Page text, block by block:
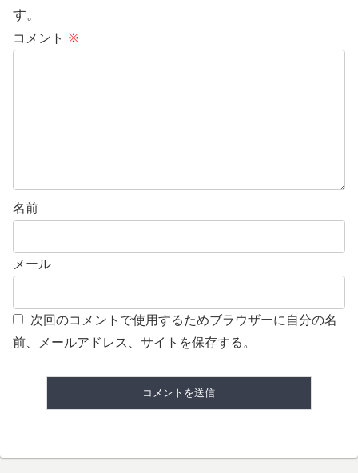
す。
コメント ※
名前
メール
次回のコメントで使用するためブラウザーに自分の名
前、メールアドレス、サイトを保存する。